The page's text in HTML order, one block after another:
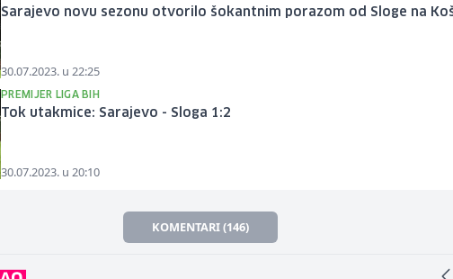
Sarajevo novu sezonu otvorilo šokantnim porazom od Sloge na
30.07.2023. u 22:25
PREMIJER LIGA BIH
Tok utakmice: Sarajevo - Sloga 1:2
30.07.2023. u 20:10
KOMENTARI (146)